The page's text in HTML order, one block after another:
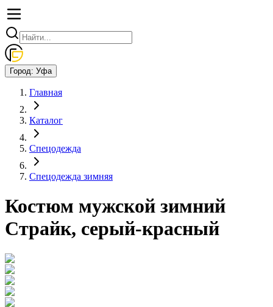
Город: Уфа
Главная
Каталог
Спецодежда
Спецодежда зимняя
Костюм мужской зимний
Страйк, серый-красный